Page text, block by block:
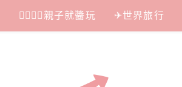
👩‍❤‍💋‍👨親子就醬玩 ✈世界旅行